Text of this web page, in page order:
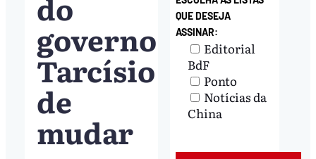
governo
Tarcísio
de
mudar
QUE DESEJA
ASSINAR:
Editorial
BdF
Ponto
Notícias da
China